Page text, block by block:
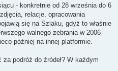
- konkretnie od 28 września do 6
relacje, opracowania
się na Szlaku, gdyż to właśnie
walnego zebrania w 2006
później na innej platformie.
podróż do źródeł? W każdym